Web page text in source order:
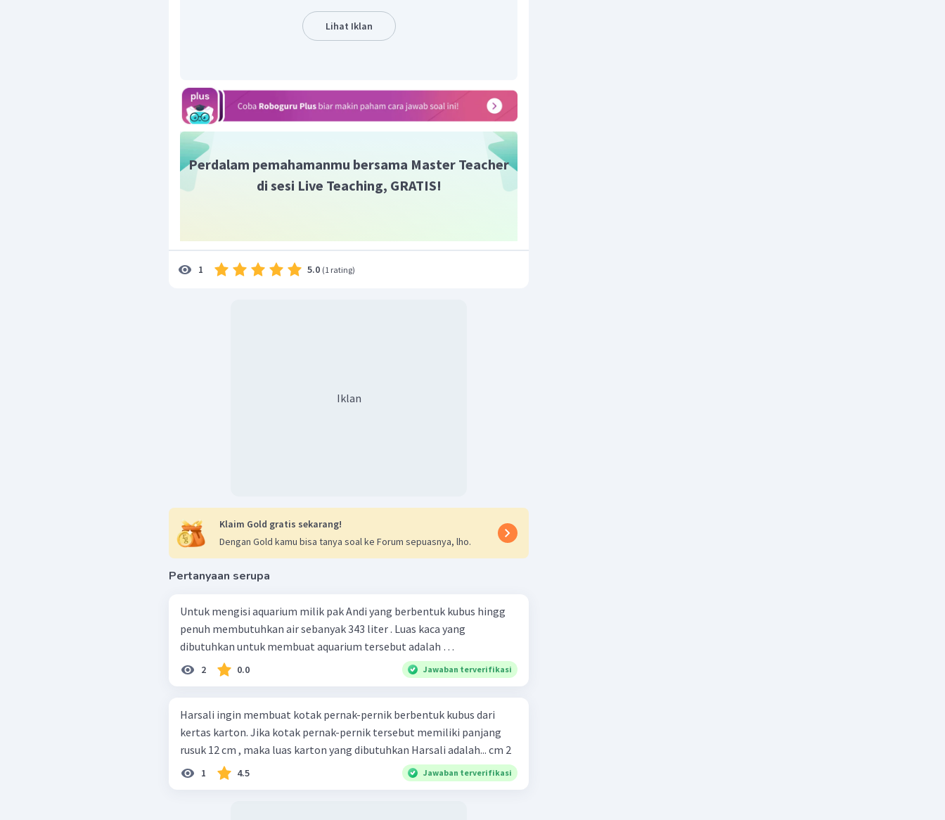
Lihat Iklan
Perdalam pemahamanmu bersama Master Teacher
di sesi Live Teaching, GRATIS!
1 5.0 (1 rating)
Iklan
Klaim Gold gratis sekarang!
Dengan Gold kamu bisa tanya soal ke Forum sepuasnya, lho.
Pertanyaan serupa
Untuk mengisi aquarium milik pak Andi yang berbentuk kubus hingg
penuh membutuhkan air sebanyak 343 liter . Luas kaca yang
dibutuhkan untuk membuat aquarium tersebut adalah …
2 0.0 Jawaban terverifikasi
Harsali ingin membuat kotak pernak-pernik berbentuk kubus dari
kertas karton. Jika kotak pernak-pernik tersebut memiliki panjang
rusuk 12 cm , maka luas karton yang dibutuhkan Harsali adalah... cm 2
1 4.5 Jawaban terverifikasi